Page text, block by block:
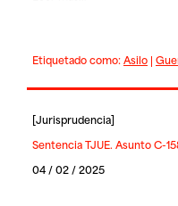
Etiquetado como:Asilo|
[Jurisprudencia]
Sentencia TJUE. Asunto C-
04 / 02 / 2025